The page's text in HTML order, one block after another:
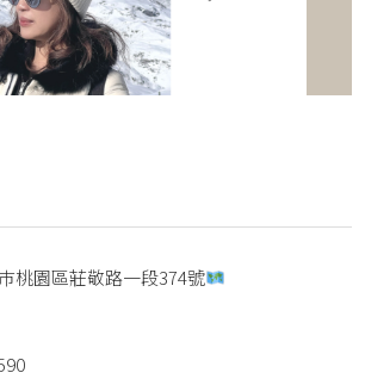
桃園區莊敬路一段374號